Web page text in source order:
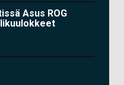
Asus ROG